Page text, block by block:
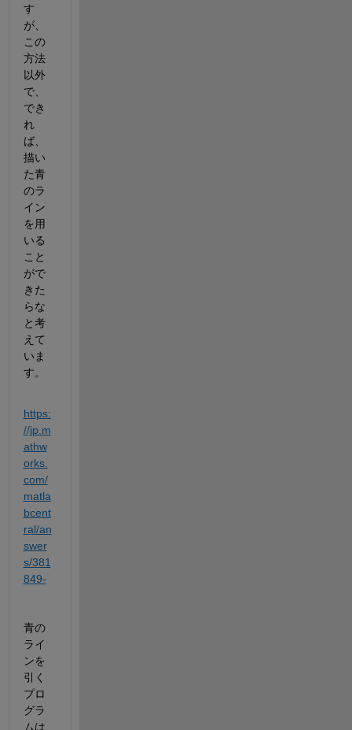
す
が、
この
方法
以外
で、
でき
れ
ば、
描い
た青
のラ
イン
を用
いる
こと
がで
きた
らな
と考
えて
いま
す。
https:
//jp.m
athw
orks.
com/
matla
bcent
ral/an
swer
s/381
849-
青の
ライ
ンを
引く
プロ
グラ
ムは